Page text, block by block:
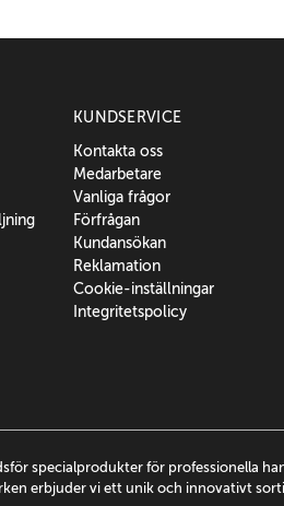
KUNDSERVICE
Kontakta oss
Medarbetare
Vanliga frågor
Förfrågan
Kundansökan
Reklamation
Cookie-inställningar
Integritetspolicy
specialprodukter för professionella
erbjuder vi ett unik och innovativt